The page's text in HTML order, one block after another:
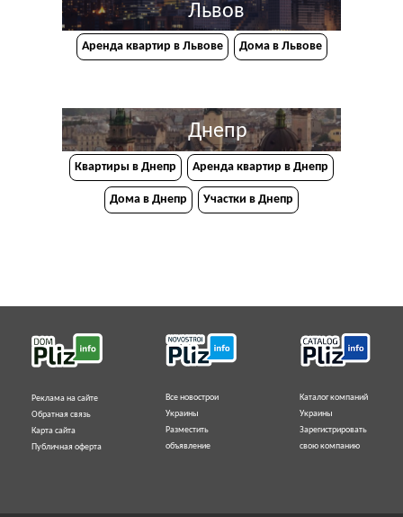
Львов
Аренда квартир в Львове Дома в Львове
Днепр
Квартиры в Днепр Аренда квартир в Днепр
Дома в Днепр Участки в Днепр
Реклама на сайте
Обратная связь
Карта сайта
Публичная оферта
Все новострои
Украины
Разместить
объявление
Каталог компаний
Украины
Зарегистрировать
свою компанию